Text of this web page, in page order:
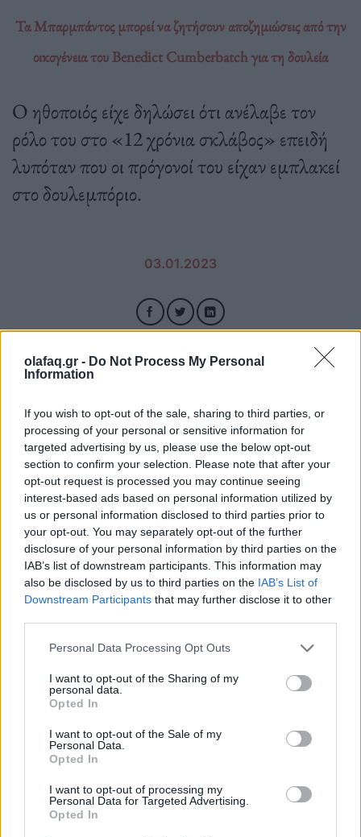
olafaq.gr - Do Not Process My Personal
Information
If you wish to opt-out of the sale, sharing to third parties, or
processing of your personal or sensitive information for
targeted advertising by us, please use the below opt-out
section to confirm your selection. Please note that after your
opt-out request is processed you may continue seeing
interest-based ads based on personal information utilized by
us or personal information disclosed to third parties prior to
your opt-out. You may separately opt-out of the further
disclosure of your personal information by third parties on the
IAB’s list of downstream participants. This information may
also be disclosed by us to third parties on the IAB’s List of
Downstream Participants that may further disclose it to other
Personal Data Processing Opt Outs
I want to opt-out of the Sharing of my
personal data.
Opted In
I want to opt-out of the Sale of my
Personal Data.
Opted In
I want to opt-out of processing my
Personal Data for Targeted Advertising.
Opted In
Τα Μπαρμπάντος μπορεί να ζητήσουν αποζημιώσεις από την
οικογένεια του Benedict Cumberbatch για τη δουλεία
Ο ηθοποιός είχε δηλώσει ότι ανέλαβε τον
ρόλο του στο «12 χρόνια σκλάβος» επειδή
λυπόταν που οι πρόγονοί του είχαν εμπλακεί
στο δουλεμπόριο.
03.01.2023
Ο ηθοποιός είχε δηλώσει ότι ανέλαβε τον ρόλο του
στο «12 χρόνια σκλάβος» επειδή λυπόταν που οι
πρόγονοί του είχαν εμπλακεί στο δουλεμπόριο.
Διαβάστε περισσότερα